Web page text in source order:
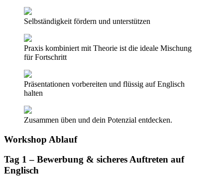
Selbständigkeit fördern und unterstützen
Praxis kombiniert mit Theorie ist die ideale Mischung
für Fortschritt
Präsentationen vorbereiten und flüssig auf Englisch
halten
Zusammen üben und dein Potenzial entdecken.
Workshop Ablauf
Tag 1 – Bewerbung & sicheres Auftreten auf
Englisch